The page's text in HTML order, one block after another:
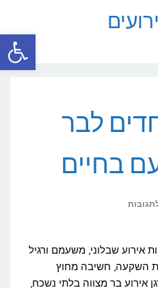
פתח
לבר
בחיים
מיוחדים
לבר
מצווה
אירוע שבלוני, משעמם ורגיל
השקעה, חשיבה מחוץ
אירוע בר מצווה בלתי נשכח,